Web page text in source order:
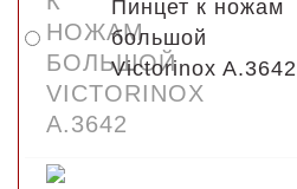
Пинцет к ножам
большой
Victorinox A.3642